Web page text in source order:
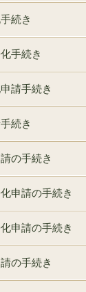
続き
手続き
請手続き
続き
の手続き
申請の手続き
申請の手続き
の手続き